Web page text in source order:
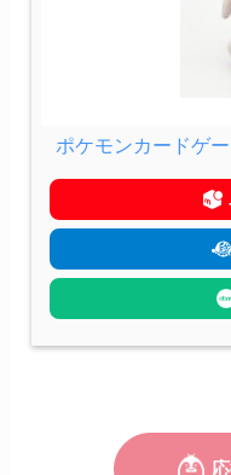
ポケモンカードゲ